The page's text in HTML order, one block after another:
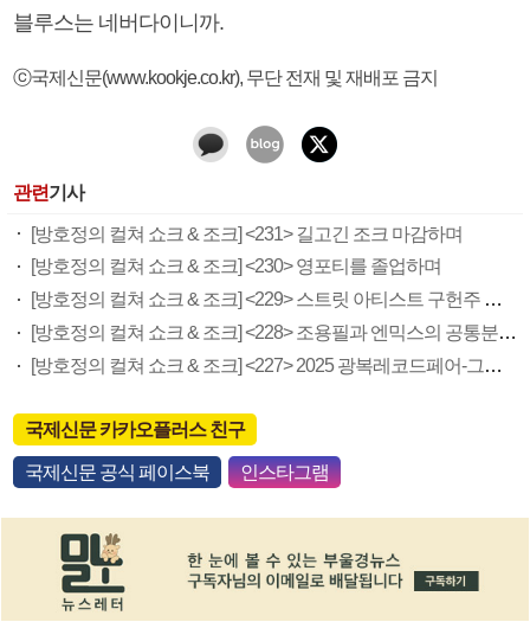
블루스는 네버다이니까.
ⓒ국제신문(www.kookje.co.kr), 무단 전재 및 재배포 금지
관련기사
[방호정의 컬쳐 쇼크 & 조크] <231> 길고긴 조크 마감하며
[방호정의 컬쳐 쇼크 & 조크] <230> 영포티를 졸업하며
[방호정의 컬쳐 쇼크 & 조크] <229> 스트릿 아티스트 구헌주 개인전
[방호정의 컬쳐 쇼크 & 조크] <228> 조용필과 엔믹스의 공통분모 ‘고추잠자리’
[방호정의 컬쳐 쇼크 & 조크] <227> 2025 광복레코드페어-그룹사운드 참관기
국제신문 카카오플러스 친구
국제신문 공식 페이스북 인스타그램